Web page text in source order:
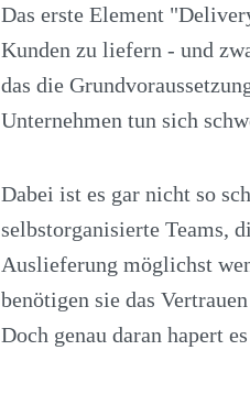
Das erste Element
Kunden zu liefern - und
das die
Unternehmen tun sich
Dabei ist es gar nicht so
selbstorganisierte Teams,
Auslieferung möglichst
benötigen sie das
Doch genau daran hapert